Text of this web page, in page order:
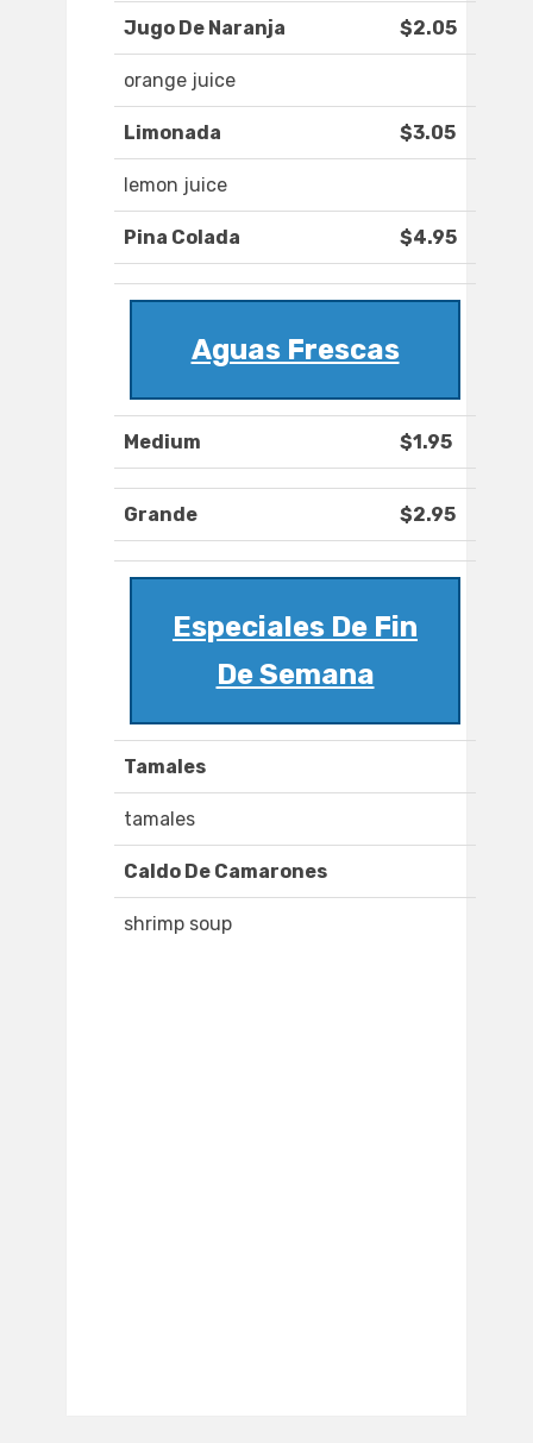
Jugo De Naranja $2.05
orange juice
Limonada $3.05
lemon juice
Pina Colada $4.95
Aguas Frescas
Medium $1.95
Grande $2.95
Especiales De Fin
De Semana
Tamales
tamales
Caldo De Camarones
shrimp soup